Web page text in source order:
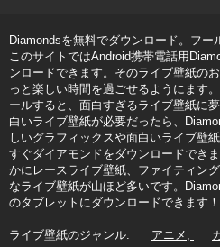
Diamondsを無料でダウンロード。フー
このサイトではAndroid携帯電話用
ンロードできます。そのライブ壁紙の
っと楽しい時間を過ごせるようにます
ールすると、面白すぎるライブ壁紙に
白いライブ壁紙が必要だったら、
しいグラフィックスや面白いライブ壁
すぐダイアモンドをダウンロードでき
かにレースライブ壁紙、ファイティン
なライブ壁紙が山ほど多いです。
のタブレットにダウンロードできます！
ライブ壁紙のジャンル: アニメ